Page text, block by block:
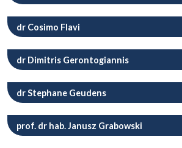
dr Cosimo Flavi
dr Dimitris Gerontogiannis
dr Stephane Geudens
prof. dr hab. Janusz Grabowski